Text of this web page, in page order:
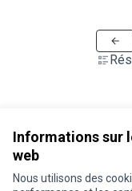
Informations sur
web
Nous utilisons des
Conditions d'utilisation